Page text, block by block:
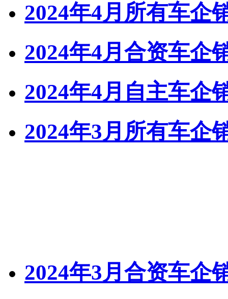
2024年4月所有车企
2024年4月合资车企
2024年4月自主车企
2024年3月所有车企
2024年3月合资车企